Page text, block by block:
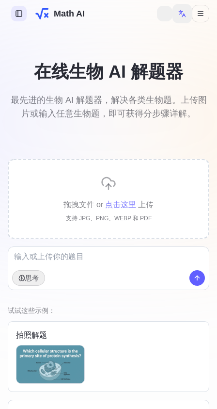
Math AI
锁更多功能。
在线生物 AI 解题器
最先进的生物 AI 解题器，解决各类生物题。上传图
片或输入任意生物题，即可获得分步骤详解。
拖拽文件 or 点击这里 上传
支持 JPG、PNG、WEBP 和 PDF
思考
试试这些示例：
拍照解题